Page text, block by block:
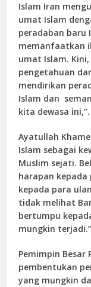
Islam Iran
umat Islam
peradaban baru
memanfaatkan
umat Islam.
pengetahuan
mendirikan
Islam dan
kita dewasa ini,”.
Ayatullah
Islam sebagai
Muslim sejati.
harapan
kepada para
tidak melihat
bertumpu
mungkin terjadi.”
Pemimpin Besar
pembentukan
yang mungkin